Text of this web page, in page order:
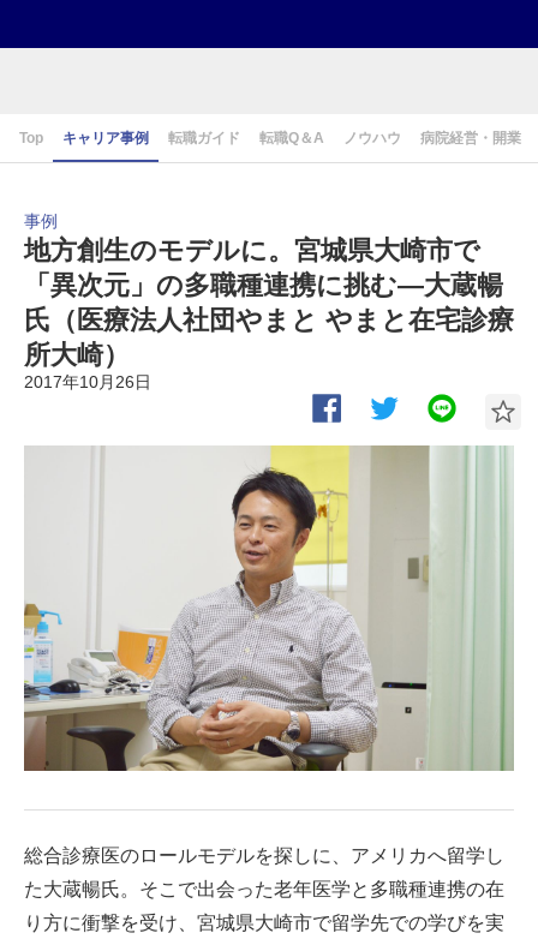
Top キャリア事例 転職ガイド 転職Q＆A ノウハウ 病院経営・開業
事例
地方創生のモデルに。宮城県大崎市で
「異次元」の多職種連携に挑む―大蔵暢
氏（医療法人社団やまと やまと在宅診療
所大崎）
2017年10月26日
総合診療医のロールモデルを探しに、アメリカへ留学し
た大蔵暢氏。そこで出会った老年医学と多職種連携の在
り方に衝撃を受け、宮城県大崎市で留学先での学びを実